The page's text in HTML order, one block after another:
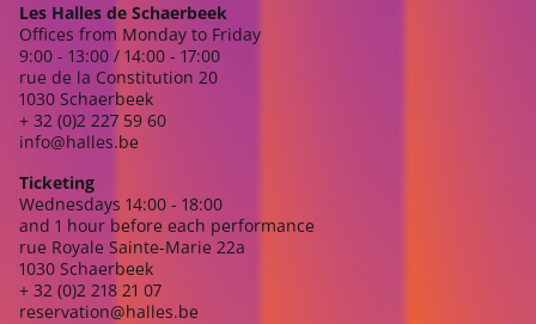
Les Halles de Schaerbeek
Offices from Monday to Friday
9:00 - 13:00 / 14:00 - 17:00
rue de la Constitution 20
1030 Schaerbeek
+ 32 (0)2 227 59 60
info@halles.be
Ticketing
Wednesdays 14:00 - 18:00
and 1 hour before each performance
rue Royale Sainte-Marie 22a
1030 Schaerbeek
+ 32 (0)2 218 21 07
reservation@halles.be